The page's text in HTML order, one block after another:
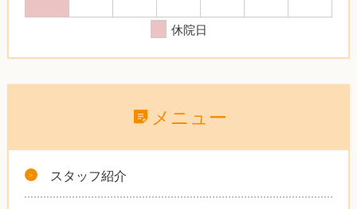
休院日
メニュー
スタッフ紹介